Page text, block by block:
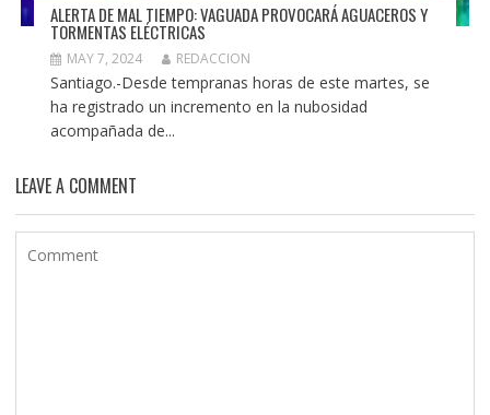
ALERTA DE MAL TIEMPO: VAGUADA PROVOCARÁ AGUACEROS Y
TORMENTAS ELÉCTRICAS
MAY 7, 2024 REDACCION
Santiago.-Desde tempranas horas de este martes, se
ha registrado un incremento en la nubosidad
acompañada de...
LEAVE A COMMENT